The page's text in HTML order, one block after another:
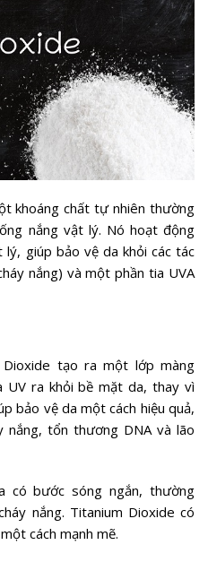
khoáng chất tự nhiên thường
nắng vật lý. Nó hoạt động
giúp bảo vệ da khỏi các tác
nắng) và một phần tia UVA
Dioxide tạo ra một lớp màng
UV ra khỏi bề mặt da, thay vì
bảo vệ da một cách hiệu quả,
nắng, tổn thương DNA và lão
có bước sóng ngắn, thường
nắng. Titanium Dioxide có
cách mạnh mẽ.